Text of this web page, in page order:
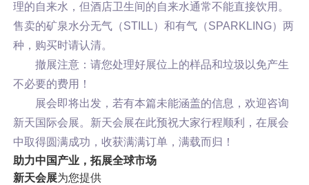
理的自来水，但酒店卫生间的自来水通常不能直接饮用。
售卖的矿泉水分无气（STILL）和有气（SPARKLING）两
种，购买时请认清。
撤展注意：请您处理好展位上的样品和垃圾以免产生
不必要的费用！
展会即将出发，若有本篇未能涵盖的信息，欢迎咨询
新天国际会展。新天会展在此预祝大家行程顺利，在展会
中取得圆满成功，收获满满订单，满载而归！
助力中国产业，拓展全球市场
新天会展为您提供